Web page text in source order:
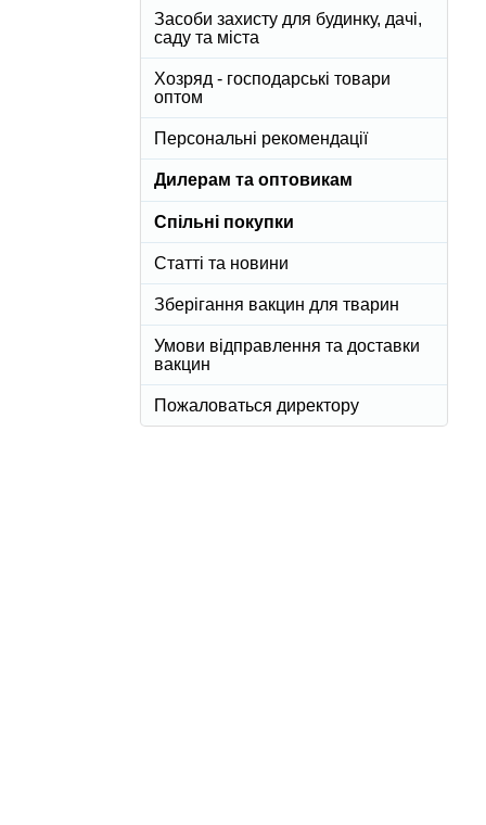
Засоби захисту для будинку, дачі,
саду та міста
Хозряд - господарські товари
оптом
Персональні рекомендації
Дилерам та оптовикам
Спільні покупки
Статті та новини
Зберігання вакцин для тварин
Умови відправлення та доставки
вакцин
Пожаловаться директору